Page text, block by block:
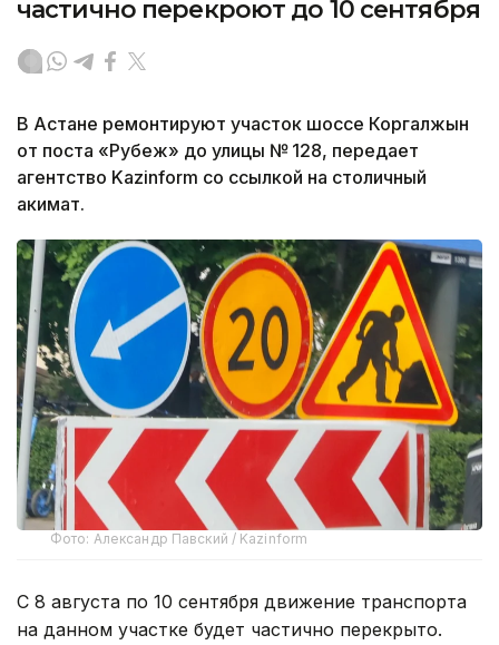
частично перекроют до 10 сентября
В Астане ремонтируют участок шоссе Коргалжын
от поста «Рубеж» до улицы № 128, передает
агентство Kazinform со ссылкой на столичный
акимат.
Фото: Александр Павский / Kazinform
С 8 августа по 10 сентября движение транспорта
на данном участке будет частично перекрыто.